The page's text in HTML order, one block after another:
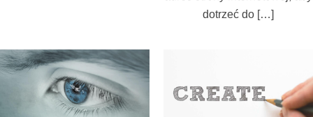
dotrzeć do […]